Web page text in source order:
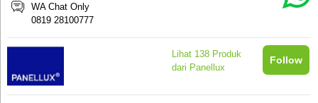
Woodgrain Tipe 2
Woodgrain Tipe 1
Woodgrain Tipe 3
WA Chat Only
0819 28100777
Lihat 138 Produk
dari Panellux
Follow